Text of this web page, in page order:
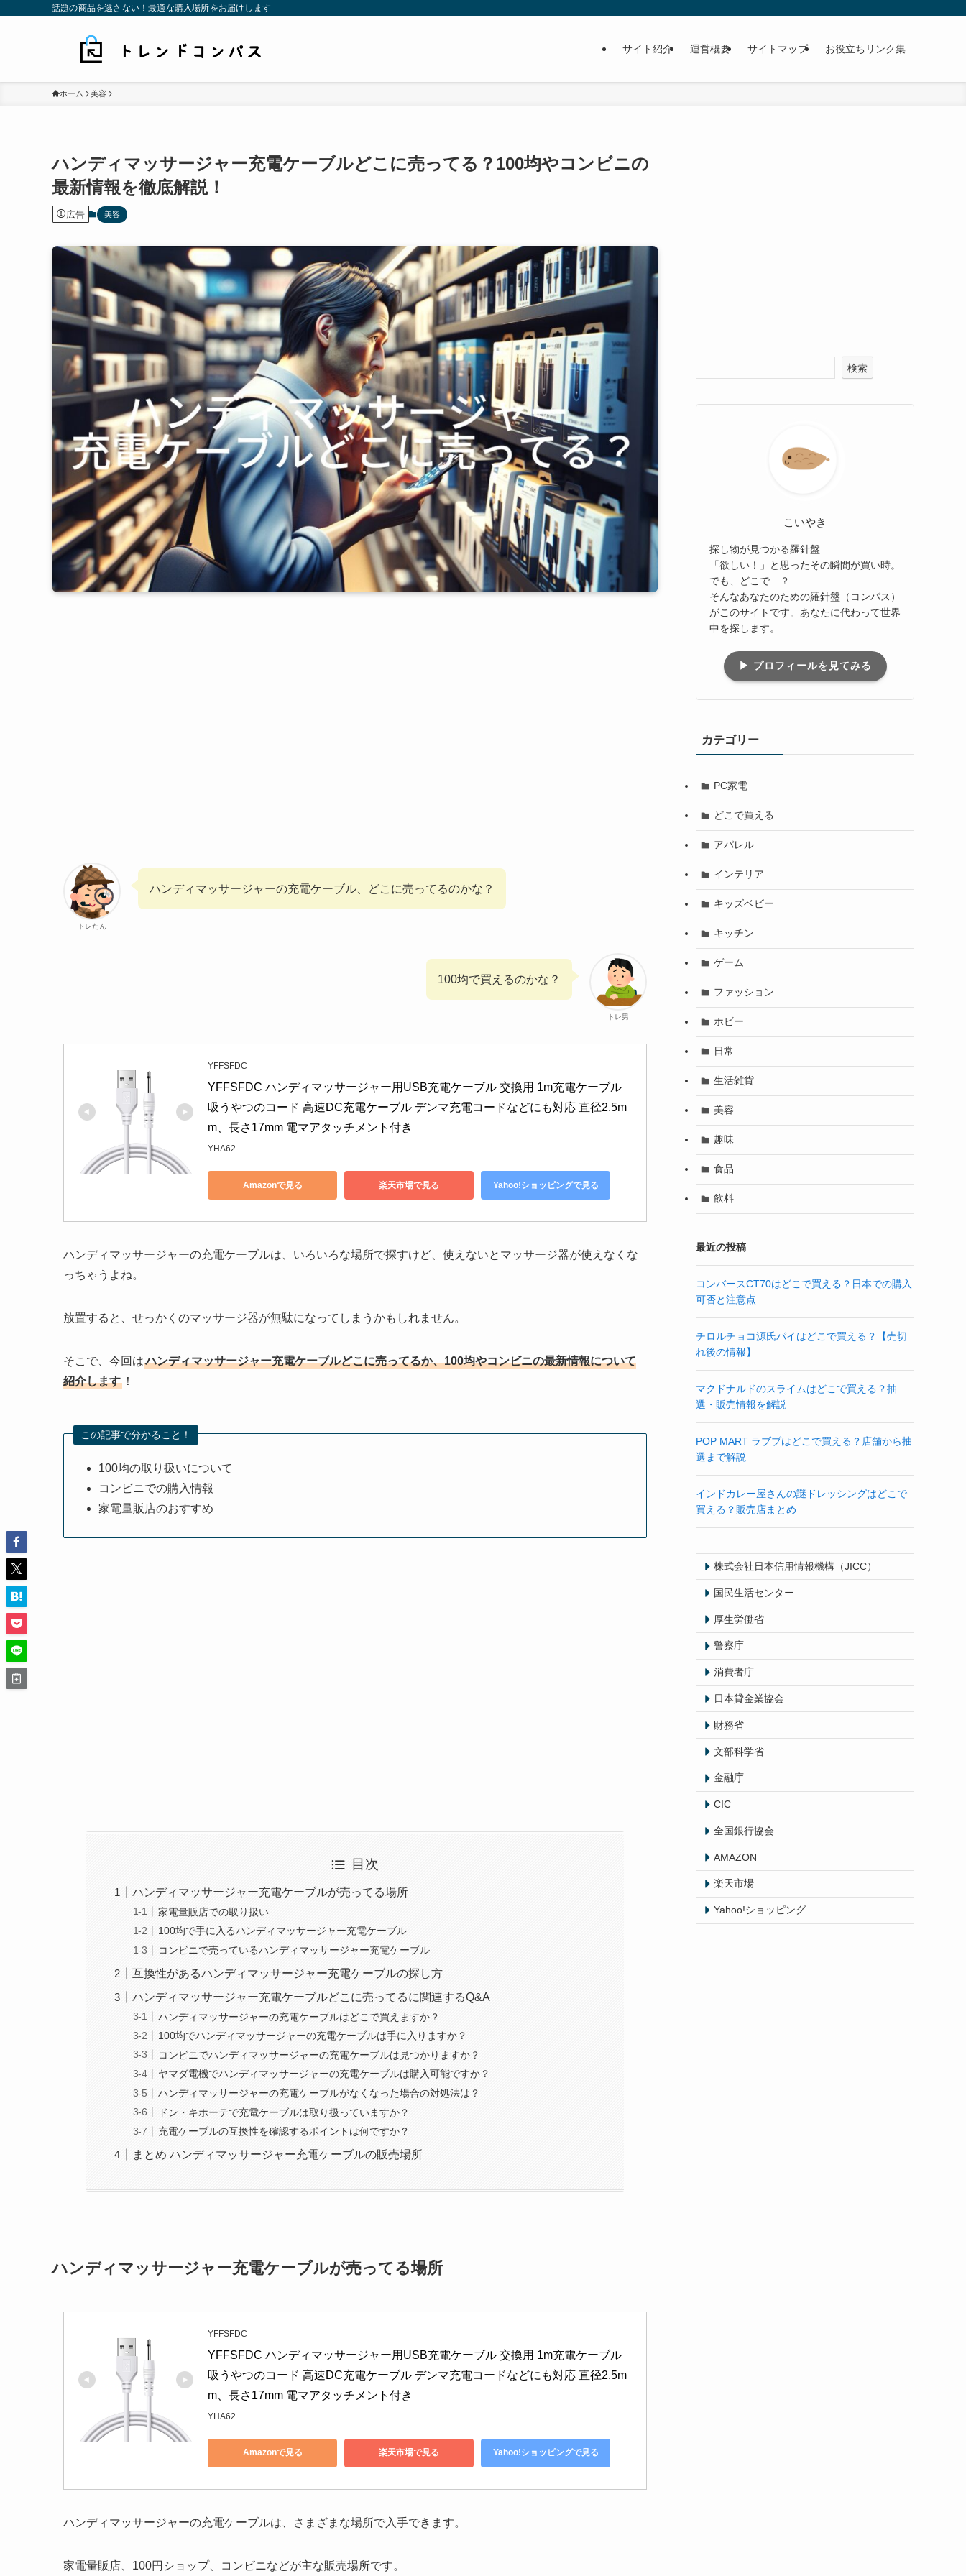
話題の商品を逃さない！最適な購入場所をお届けします
サイト紹介 運営概要 サイトマップ お役立ちリンク集
ホーム 美容
ハンディマッサージャー充電ケーブルどこに売ってる？100均やコンビニの
最新情報を徹底解説！
広告 美容
トレたん
ハンディマッサージャーの充電ケーブル、どこに売ってるのかな？
トレ男
100均で買えるのかな？
YFFSFDC
YFFSFDC ハンディマッサージャー用USB充電ケーブル 交換用 1m充電ケーブル
吸うやつのコード 高速DC充電ケーブル デンマ充電コードなどにも対応 直径2.5m
m、長さ17mm 電マアタッチメント付き
YHA62
Amazonで見る 楽天市場で見る Yahoo!ショッピングで見る
ハンディマッサージャーの充電ケーブルは、いろいろな場所で探すけど、使えないとマッサージ器が使えなくな
っちゃうよね。
放置すると、せっかくのマッサージ器が無駄になってしまうかもしれません。
そこで、今回はハンディマッサージャー充電ケーブルどこに売ってるか、100均やコンビニの最新情報について
紹介します ！
この記事で分かること！
100均の取り扱いについて
コンビニでの購入情報
家電量販店のおすすめ
目次
ハンディマッサージャー充電ケーブルが売ってる場所
家電量販店での取り扱い
100均で手に入るハンディマッサージャー充電ケーブル
コンビニで売っているハンディマッサージャー充電ケーブル
互換性があるハンディマッサージャー充電ケーブルの探し方
ハンディマッサージャー充電ケーブルどこに売ってるに関連するQ&A
ハンディマッサージャーの充電ケーブルはどこで買えますか？
100均でハンディマッサージャーの充電ケーブルは手に入りますか？
コンビニでハンディマッサージャーの充電ケーブルは見つかりますか？
ヤマダ電機でハンディマッサージャーの充電ケーブルは購入可能ですか？
ハンディマッサージャーの充電ケーブルがなくなった場合の対処法は？
ドン・キホーテで充電ケーブルは取り扱っていますか？
充電ケーブルの互換性を確認するポイントは何ですか？
まとめ ハンディマッサージャー充電ケーブルの販売場所
ハンディマッサージャー充電ケーブルが売ってる場所
YFFSFDC
YFFSFDC ハンディマッサージャー用USB充電ケーブル 交換用 1m充電ケーブル
吸うやつのコード 高速DC充電ケーブル デンマ充電コードなどにも対応 直径2.5m
m、長さ17mm 電マアタッチメント付き
YHA62
Amazonで見る 楽天市場で見る Yahoo!ショッピングで見る
ハンディマッサージャーの充電ケーブルは、さまざまな場所で入手できます。
家電量販店、100円ショップ、コンビニなどが主な販売場所です。
検索
こいやき
探し物が見つかる羅針盤
「欲しい！」と思ったその瞬間が買い時。
でも、どこで…？
そんなあなたのための羅針盤（コンパス）
がこのサイトです。あなたに代わって世界
中を探します。
▶︎ プロフィールを見てみる
カテゴリー
PC家電
どこで買える
アパレル
インテリア
キッズベビー
キッチン
ゲーム
ファッション
ホビー
日常
生活雑貨
美容
趣味
食品
飲料
最近の投稿
コンバースCT70はどこで買える？日本での購入
可否と注意点
チロルチョコ源氏パイはどこで買える？【売切
れ後の情報】
マクドナルドのスライムはどこで買える？抽
選・販売情報を解説
POP MART ラブブはどこで買える？店舗から抽
選まで解説
インドカレー屋さんの謎ドレッシングはどこで
買える？販売店まとめ
株式会社日本信用情報機構（JICC）
国民生活センター
厚生労働省
警察庁
消費者庁
日本貸金業協会
財務省
文部科学省
金融庁
CIC
全国銀行協会
AMAZON
楽天市場
Yahoo!ショッピング